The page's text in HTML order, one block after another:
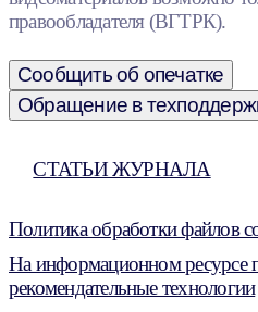
правообладателя (ВГТРК).
Сообщить об опечатке
Обращение в
СТАТЬИ ЖУРНАЛА
Политика обработки файлов
На информационном ресурсе
рекомендательные технологии